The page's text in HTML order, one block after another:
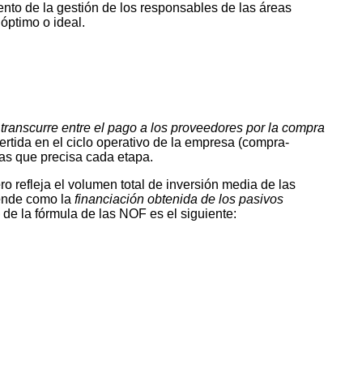
de la gestión de los responsables de las áreas
o ideal.
entre el pago a los proveedores por la compra
en el ciclo operativo de la empresa (compra-
que precisa cada etapa.
refleja el volumen total de inversión media de las
como la financiación obtenida de los pasivos
la fórmula de las NOF es el siguiente: